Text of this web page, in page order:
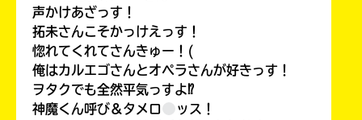
声かけあざっす！
拓未さんこそかっけえっす！
惚れてくれてさんきゅー！(
俺はカルエゴさんとオペラさんが好きっす！
ヲタクでも全然平気っすよ⁉
神魔くん呼び＆タメロ
ッス！